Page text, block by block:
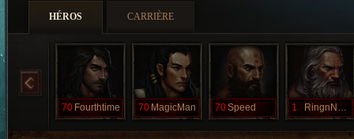
HÉROS CARRIÈRE
70 Fourthtime 70 MagicMan 70Speed 1 RingnNeck